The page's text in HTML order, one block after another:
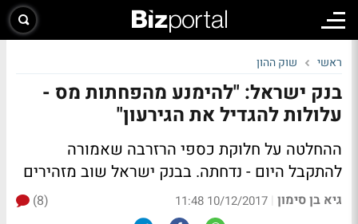
ראשי שוק ההון
בנק ישראל: "להימנע מהפחתות מס -
עלולות להגדיל את הגירעון"
ההחלטה על חלוקת כספי הרזרבה שאמורה
להתקבל היום - נדחתה. בבנק ישראל שוב מזהירים
גיא בן סימון |
10/12/2017 11:48
(8)